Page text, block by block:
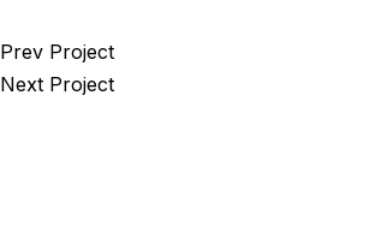
Prev Project
Next Project